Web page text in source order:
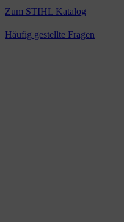
Zum STIHL Katalog
Häufig gestellte Fragen